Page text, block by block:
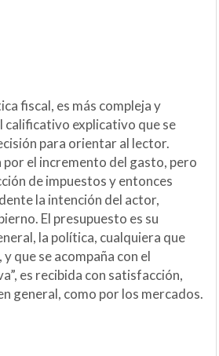
fiscal, es más compleja y
calificativo explicativo que se
para orientar al lector.
por el incremento del gasto, pero
de impuestos y entonces
la intención del actor,
El presupuesto es su
la política, cualquiera que
que se acompaña con el
es recibida con satisfacción,
general, como por los mercados.